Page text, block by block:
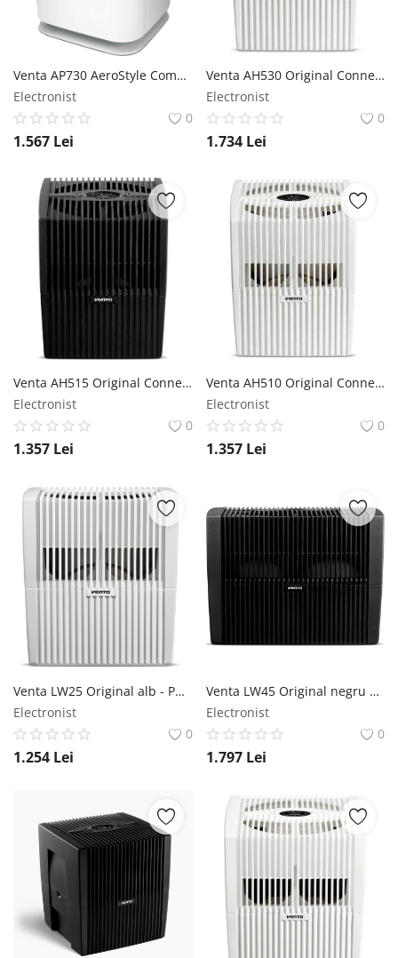
Venta AP730 AeroStyle Compact Purificator alb - Purificator de aer Venta
Electronist
0
1.567 Lei
Venta AH530 Original Connect alb - Purificator de aer cu umidificator Venta
Electronist
0
1.734 Lei
Venta AH515 Original Connect negru - Purificator de aer cu umidificator Venta
Electronist
0
1.357 Lei
Venta AH510 Original Connect alb - Purificator de aer cu umidificator Venta
Electronist
0
1.357 Lei
Venta LW25 Original alb - Purificator de aer cu umidificator Venta
Electronist
0
1.254 Lei
Venta LW45 Original negru antracit - Purificator de aer cu umidificator Venta
Electronist
0
1.797 Lei